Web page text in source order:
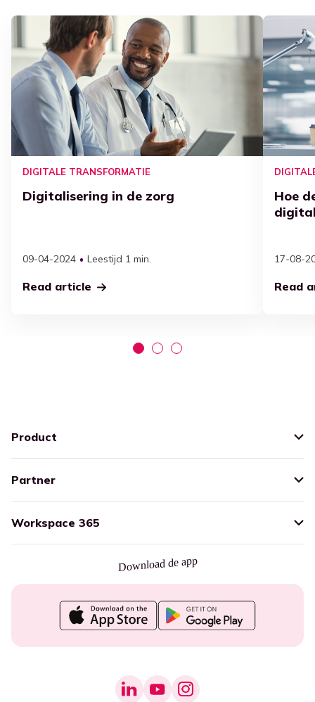
DIGITALE TRANSFORMATIE
Digitalisering in de zorg
09-04-2024 Leestijd 1 min.
Read article
Hoe
17-08-
Read
Product
Partner
Workspace 365
Download de app